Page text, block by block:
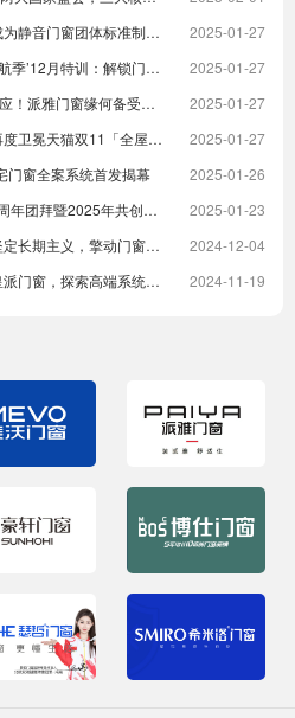
音门窗团体标准制定者
2025-01-27
门窗界新航海图，共铸辉煌未来篇章
2025-01-27
雅门窗缘何备受青睐？
2025-01-27
全屋定制窗类目全周期热销第一」
2025-01-27
门窗全案系统首发揭幕
2025-01-26
2025年共创大会圆满举行
2025-01-23
义，擎动门窗高质量发展
2024-12-04
窗智造实力，深入体验高端隔音门窗
2024-11-19